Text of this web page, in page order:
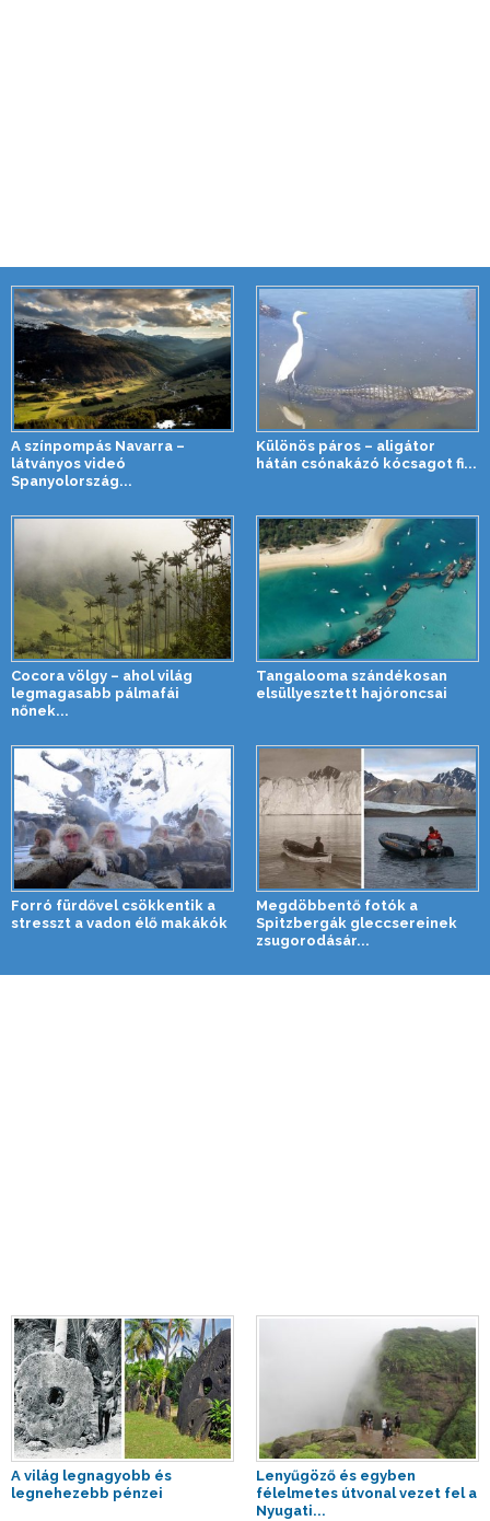
A színpompás Navarra –
látványos videó
Spanyolország...
Különös páros – aligátor
hátán csónakázó kócsagot fi...
Cocora völgy – ahol világ
legmagasabb pálmafái
nőnek...
Tangalooma szándékosan
elsüllyesztett hajóroncsai
Forró fürdővel csökkentik a
stresszt a vadon élő makákók
Megdöbbentő fotók a
Spitzbergák gleccsereinek
zsugorodásár...
A világ legnagyobb és
legnehezebb pénzei
Lenyűgöző és egyben
félelmetes útvonal vezet fel a
Nyugati...